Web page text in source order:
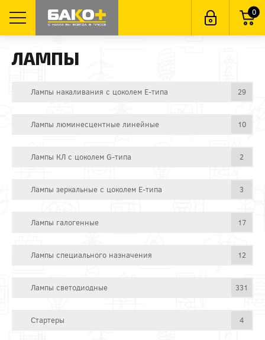
0
ЛАМПЫ
Лампы накаливания с цоколем E-типа 29
Лампы люминесцентные линейные 10
Лампы КЛ с цоколем G-типа 2
Лампы зеркальные с цоколем E-типа 3
Лампы галогенные 17
Лампы специального назначения 12
Лампы светодиодные 331
Стартеры 4